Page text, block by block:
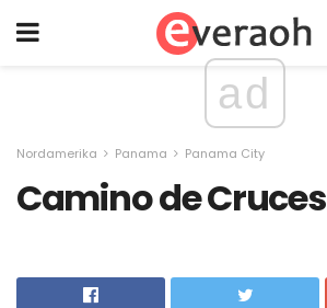
ad
Nordamerika Panama Panama City
Camino de Cruces